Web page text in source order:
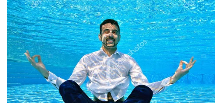
ACTUALIDAD
Tienen 86 y 89 años y se niegan a
jubilarse, la emocionante historia
de Julio y Lila, los abuelitos de
Pastas Conde: la fábrica donde el
amor es el ingrediente secreto
ENTRETENIMIENTO
Cinzia de "Gran Hermano": su
historia de amor con un futbolista
argentino, su depresión antes de
entrar a la casa y por qué se enojó